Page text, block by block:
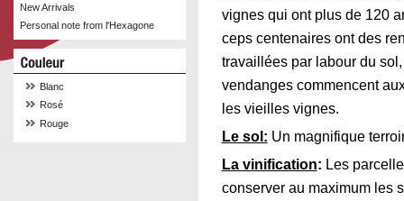
New Arrivals
Personal note from l'Hexagone
Blanc
Rosé
Rouge
vignes qui ont plus de 120
ceps centenaires ont des
travaillées par labour du
vendanges commencent
les vieilles vignes.
Le sol: Un magnifique
La vinification: Les
conserver au maximum les